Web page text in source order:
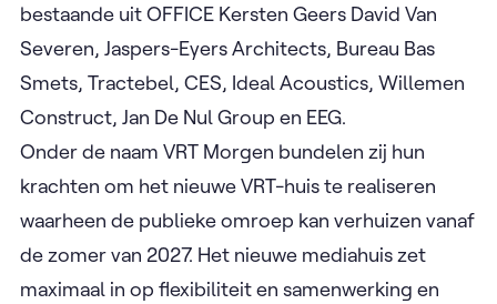
bestaande uit OFFICE Kersten Geers David Van
Severen, Jaspers-Eyers Architects, Bureau Bas
Smets, Tractebel, CES, Ideal Acoustics, Willemen
Construct, Jan De Nul Group en EEG.
Onder de naam VRT Morgen bundelen zij hun
krachten om het nieuwe VRT-huis te realiseren
waarheen de publieke omroep kan verhuizen vanaf
de zomer van 2027. Het nieuwe mediahuis zet
maximaal in op flexibiliteit en samenwerking en